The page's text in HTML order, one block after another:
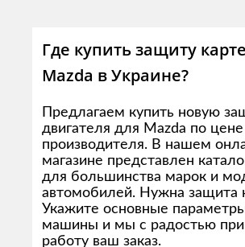
Где купить защиту
Mazda в Украине?
Предлагаем купить новую
двигателя для Mazda по
производителя. В нашем
магазине представлен
для большинства марок и
автомобилей. Нужна защита
Укажите основные
машины и мы с радостью
работу ваш заказ.